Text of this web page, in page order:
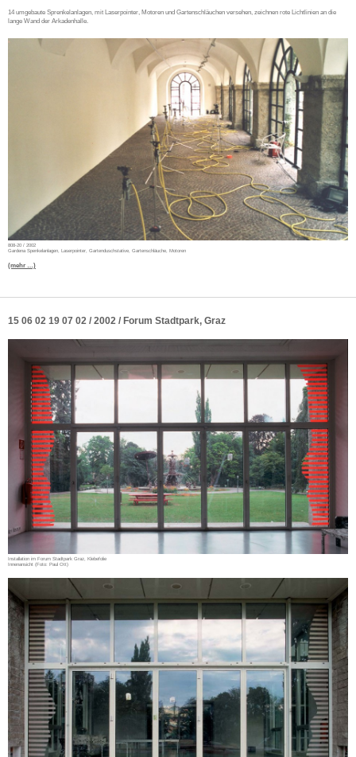
14 umgebaute Sprenkelanlagen, mit Laserpointer, Motoren und Gartenschläuchen versehen, zeichnen rote Lichtlinien an die
lange Wand der Arkadenhalle.
808-20 / 2002
Gardena Spenkelanlagen, Laserpointer, Gartenduschstative, Gartenschläuche, Motoren
(mehr …)
15 06 02 19 07 02 / 2002 / Forum Stadtpark, Graz
Installation im Forum Stadtpark Graz, Klebefolie
Innenansicht (Foto: Paul Ott)